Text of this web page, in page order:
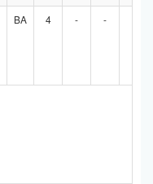
BA 4 - -